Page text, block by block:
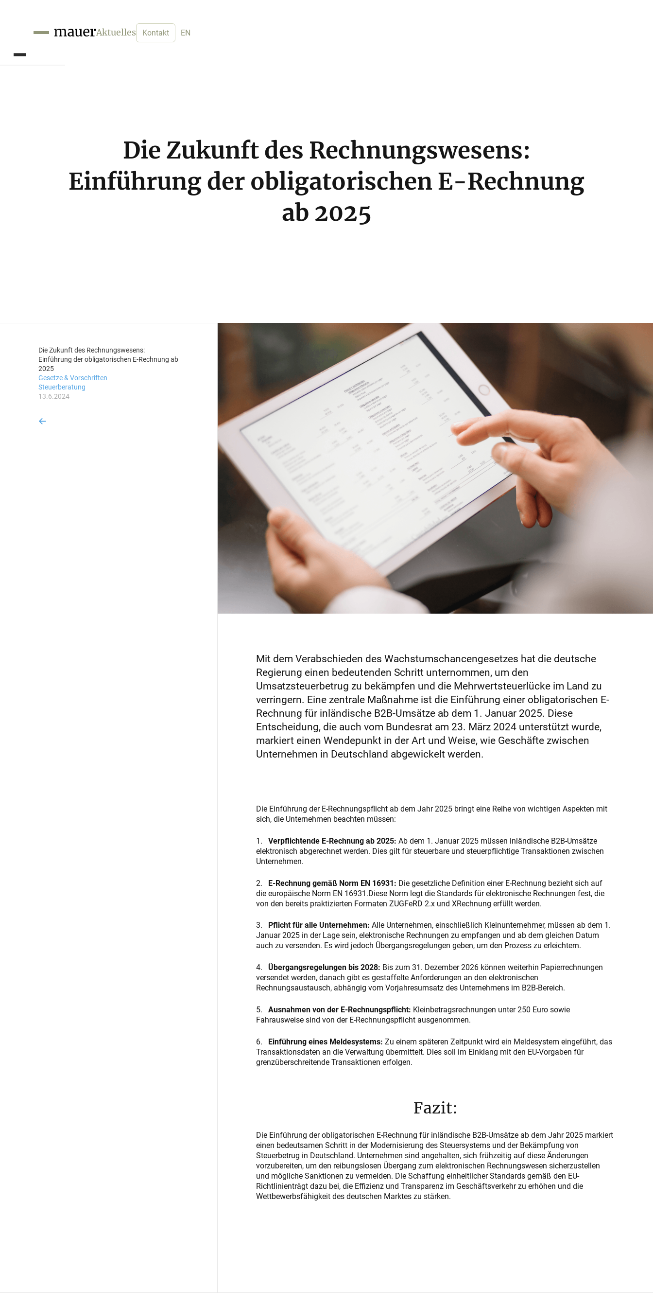
Aktuelles Kontakt EN
Die Zukunft des Rechnungswesens:
Einführung der obligatorischen E-Rechnung
ab 2025
Die Zukunft des Rechnungswesens:
Einführung der obligatorischen E-Rechnung ab
2025
Gesetze & Vorschriften
Steuerberatung
13.6.2024
Mit dem Verabschieden des Wachstumschancengesetzes hat die deutsche
Regierung einen bedeutenden Schritt unternommen, um den
Umsatzsteuerbetrug zu bekämpfen und die Mehrwertsteuerlücke im Land zu
verringern. Eine zentrale Maßnahme ist die Einführung einer obligatorischen E-
Rechnung für inländische B2B-Umsätze ab dem 1. Januar 2025. Diese
Entscheidung, die auch vom Bundesrat am 23. März 2024 unterstützt wurde,
markiert einen Wendepunkt in der Art und Weise, wie Geschäfte zwischen
Unternehmen in Deutschland abgewickelt werden.
Die Einführung der E-Rechnungspflicht ab dem Jahr 2025 bringt eine Reihe von wichtigen Aspekten mit
sich, die Unternehmen beachten müssen:
1.Verpflichtende E-Rechnung ab 2025: Ab dem 1. Januar 2025 müssen inländische B2B-Umsätze
elektronisch abgerechnet werden. Dies gilt für steuerbare und steuerpflichtige Transaktionen zwischen
Unternehmen.
2. E-Rechnung gemäß Norm EN 16931: Die gesetzliche Definition einer E-Rechnung bezieht sich auf
die europäische Norm EN 16931.Diese Norm legt die Standards für elektronische Rechnungen fest, die
von den bereits praktizierten Formaten ZUGFeRD 2.x und XRechnung erfüllt werden.
3. Pflicht für alle Unternehmen: Alle Unternehmen, einschließlich Kleinunternehmer, müssen ab dem 1.
Januar 2025 in der Lage sein, elektronische Rechnungen zu empfangen und ab dem gleichen Datum
auch zu versenden. Es wird jedoch Übergangsregelungen geben, um den Prozess zu erleichtern.
4. Übergangsregelungen bis 2028: Bis zum 31. Dezember 2026 können weiterhin Papierrechnungen
versendet werden, danach gibt es gestaffelte Anforderungen an den elektronischen
Rechnungsaustausch, abhängig vom Vorjahresumsatz des Unternehmens im B2B-Bereich.
5.Ausnahmen von der E-Rechnungspflicht: Kleinbetragsrechnungen unter 250 Euro sowie
Fahrausweise sind von der E-Rechnungspflicht ausgenommen.
6. Einführung eines Meldesystems: Zu einem späteren Zeitpunkt wird ein Meldesystem eingeführt, das
Transaktionsdaten an die Verwaltung übermittelt. Dies soll im Einklang mit den EU-Vorgaben für
grenzüberschreitende Transaktionen erfolgen.
Fazit:
Die Einführung der obligatorischen E-Rechnung für inländische B2B-Umsätze ab dem Jahr 2025 markiert
einen bedeutsamen Schritt in der Modernisierung des Steuersystems und der Bekämpfung von
Steuerbetrug in Deutschland. Unternehmen sind angehalten, sich frühzeitig auf diese Änderungen
vorzubereiten, um den reibungslosen Übergang zum elektronischen Rechnungswesen sicherzustellen
und mögliche Sanktionen zu vermeiden. Die Schaffung einheitlicher Standards gemäß den EU-
Richtlinienträgt dazu bei, die Effizienz und Transparenz im Geschäftsverkehr zu erhöhen und die
Wettbewerbsfähigkeit des deutschen Marktes zu stärken.